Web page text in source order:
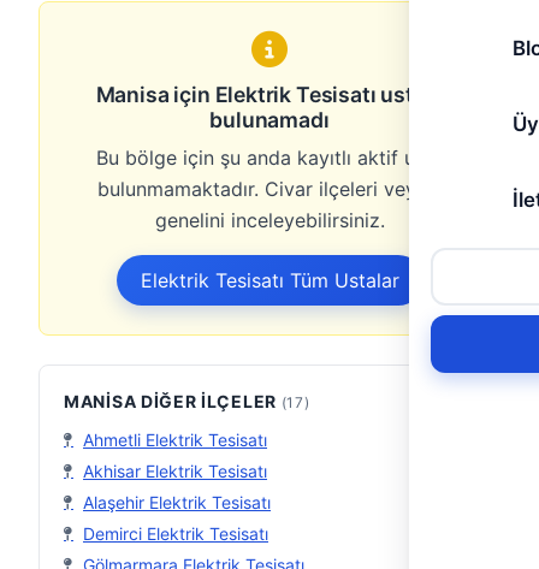
Manisa için Elektrik Tesisatı ustası
bulunamadı
Bu bölge için şu anda kayıtlı aktif usta
bulunmamaktadır. Civar ilçeleri veya il
genelini inceleyebilirsiniz.
Elektrik Tesisatı Tüm Ustalar
MANISA DIĞER İLÇELER (17)
Ahmetli Elektrik Tesisatı
Akhisar Elektrik Tesisatı
Alaşehir Elektrik Tesisatı
Demirci Elektrik Tesisatı
Gölmarmara Elektrik Tesisatı